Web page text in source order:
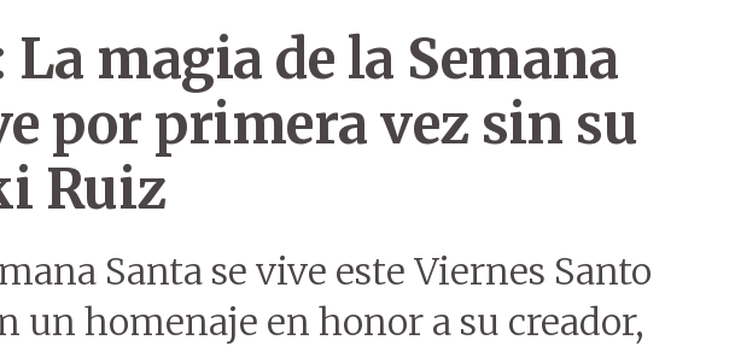
magia de la Semana
por primera vez sin su
Ruiz
Santa se vive este Viernes Santo
un homenaje en honor a su creador,